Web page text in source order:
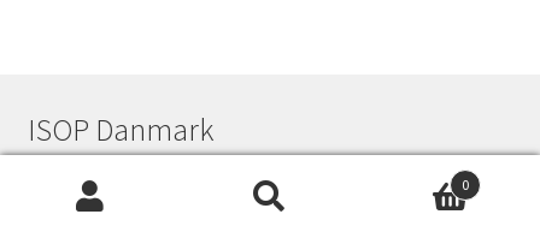
ISOP Danmark
0